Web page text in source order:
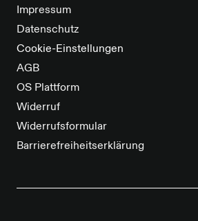
Impressum
Datenschutz
Cookie-Einstellungen
AGB
OS Plattform
Widerruf
Widerrufsformular
Barrierefreiheitserklärung